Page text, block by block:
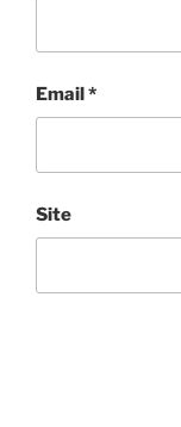
Email*
Site